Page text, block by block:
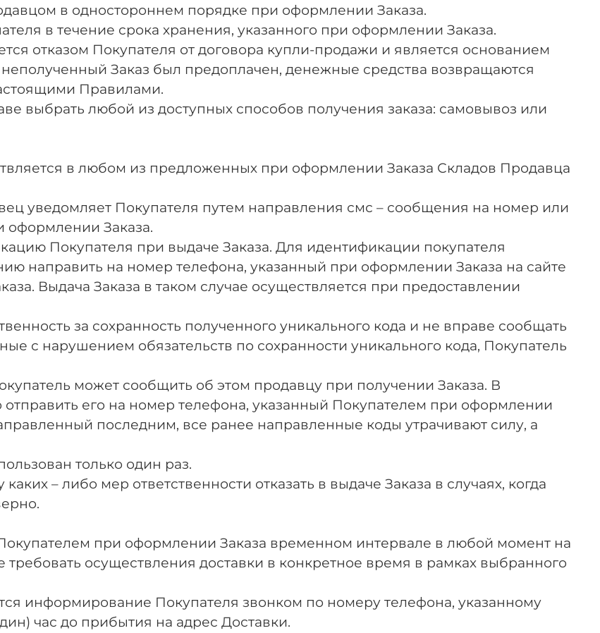
в одностороннем порядке при оформлении Заказа.
в течение срока хранения, указанного при оформлении Заказа.
отказом Покупателя от договора купли-продажи и является основанием
Заказ был предоплачен, денежные средства возвращаются
Правилами.
выбрать любой из доступных способов получения заказа: самовывоз или
в любом из предложенных при оформлении Заказа Складов Продавца
уведомляет Покупателя путем направления смс – сообщения на номер или
оформлении Заказа.
Покупателя при выдаче Заказа. Для идентификации покупателя
направить на номер телефона, указанный при оформлении Заказа на сайте
Выдача Заказа в таком случае осуществляется при предоставлении
за сохранность полученного уникального кода и не вправе сообщать
с нарушением обязательств по сохранности уникального кода, Покупатель
может сообщить об этом продавцу при получении Заказа. В
его на номер телефона, указанный Покупателем при оформлении
последним, все ранее направленные коды утрачивают силу, а
только один раз.
– либо мер ответственности отказать в выдаче Заказа в случаях, когда
при оформлении Заказа временном интервале в любой момент на
осуществления доставки в конкретное время в рамках выбранного
информирование Покупателя звонком по номеру телефона, указанному
час до прибытия на адрес Доставки.